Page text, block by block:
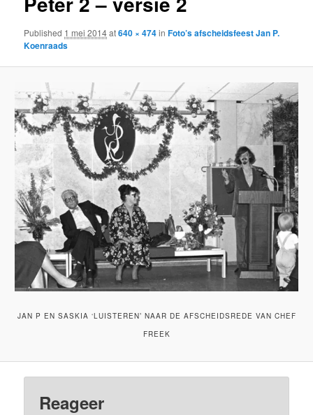
Published 1 mei 2014at640 × 474inFoto’s afscheidsfeest Jan P.
Koenraads
JAN P EN SASKIA ‘LUISTEREN’ NAAR DE AFSCHEIDSREDE VAN CHEF
FREEK
Reageer